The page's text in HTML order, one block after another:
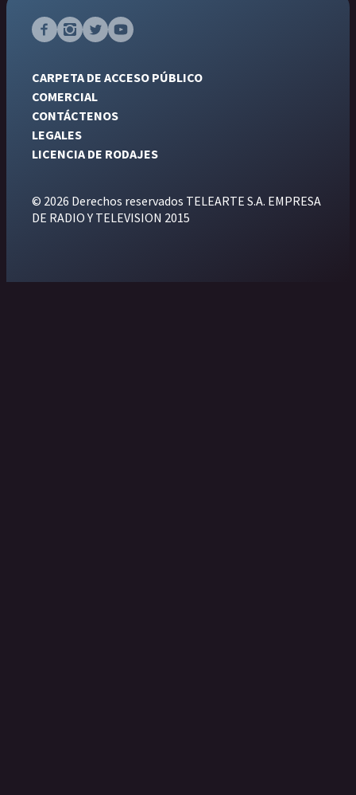
CARPETA DE ACCESO PÚBLICO
COMERCIAL
CONTÁCTENOS
LEGALES
LICENCIA DE RODAJES
© 2026 Derechos reservados TELEARTE S.A. EMPRESA
DE RADIO Y TELEVISION 2015